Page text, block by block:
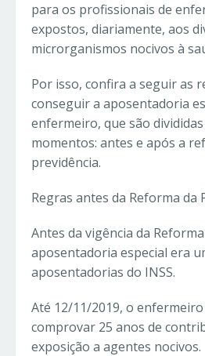
para os profissionais de
expostos, diariamente, aos
microrganismos nocivos à
Por isso, confira a seguir as
conseguir a aposentadoria
enfermeiro, que são
momentos: antes e após a
previdência.
Regras antes da Reforma da
Antes da vigência da
aposentadoria especial era
aposentadorias do INSS.
Até 12/11/2019, o
comprovar 25 anos de
exposição a agentes nocivos.